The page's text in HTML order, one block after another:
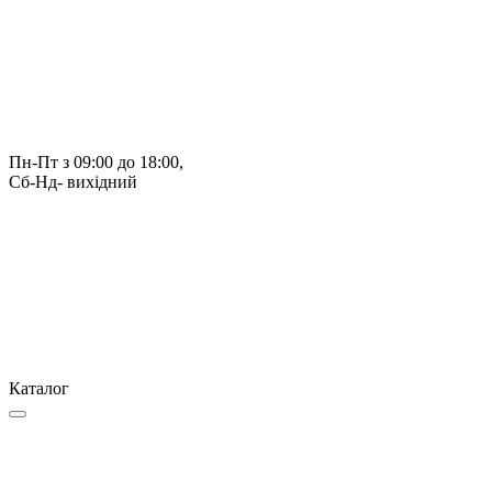
Пн-Пт з 09:00 до 18:00,
Сб-Нд- вихідний
Каталог